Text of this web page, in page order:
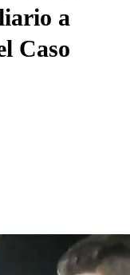
a
Caso